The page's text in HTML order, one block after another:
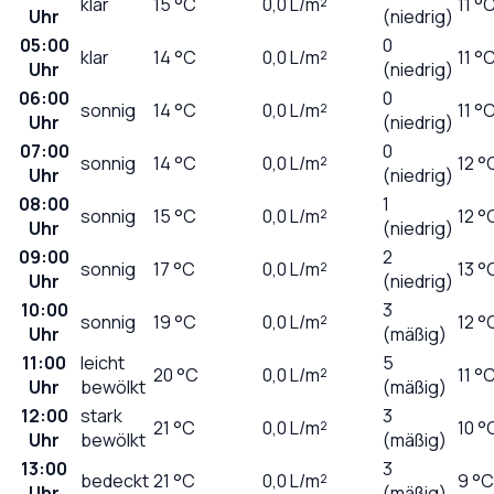
Uhr
(niedrig)
05:00
Uhr
klar 14°C 0,0L/m²
0
(niedrig) 11
06:00
Uhr
sonnig 14°C 0,0L/m²
0
(niedrig) 11
07:00
Uhr
sonnig 14°C 0,0L/m²
0
(niedrig) 12
08:00
Uhr
sonnig 15°C 0,0L/m²
1
(niedrig) 12
09:00
Uhr
sonnig 17°C 0,0L/m²
2
(niedrig) 13
10:00
Uhr
sonnig 19°C 0,0L/m²
3
(mäßig) 12
11:00
Uhr
leicht
bewölkt 20°C 0,0L/m²
5
(mäßig) 11
12:00
Uhr
stark
bewölkt 21 °C 0,0L/m²
3
(mäßig) 10
13:00
bedeckt21 °C 0,0L/m²
3
9 °C